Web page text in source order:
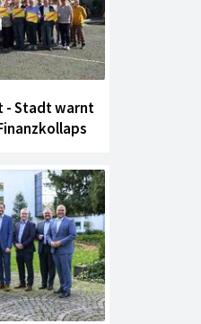
- Stadt warnt